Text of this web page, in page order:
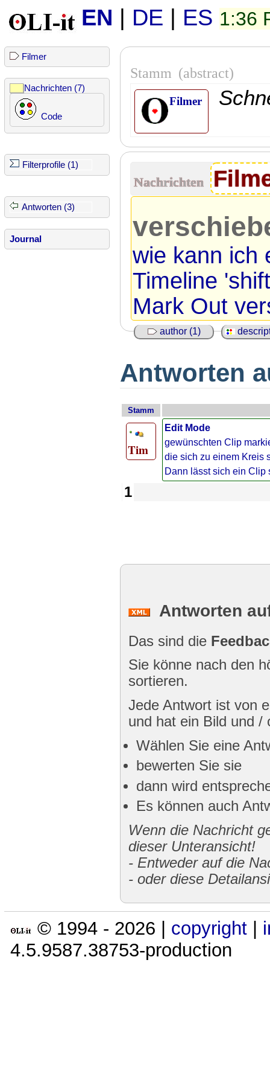
EN | DE | ES 1:36
Filmer
Nachrichten (7)
Code
Filterprofile (1)
Antworten (3)
Journal
Stamm (abstract)
Filmer
Nachrichten
wie kann ich
Timeline
Mark Out
author (1)
Antworten
Stamm
Tim
Edit Mode
gewünschten Clip
die sich zu einem Kreis
Dann lässt sich ein Clip
1
Antworten
Das sind die
Sie könne nach den
sortieren.
Jede Antwort ist von
und hat ein Bild und /
Wählen Sie eine
bewerten Sie sie
dann wird
Es können auch
Wenn die Nachricht
dieser Unteransicht!
- Entweder auf die
- oder diese
© 1994 - 2026 copyright
4.5.9587.38753-production